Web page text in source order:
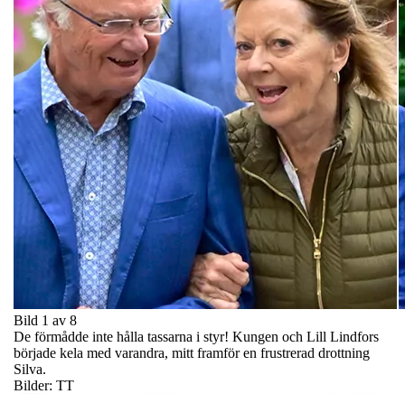
Bild 1 av 8
De förmådde inte hålla tassarna i styr! Kungen och Lill Lindfors
började kela med varandra, mitt framför en frustrerad drottning
Silva.
Bilder: TT